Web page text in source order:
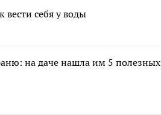
себя у воды
на даче нашла им 5 полезных